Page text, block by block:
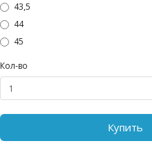
43,5
44
45
Кол-во
Купить